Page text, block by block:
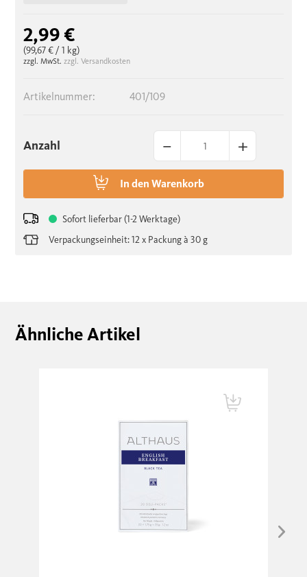
2,99 €
(99,67 €/ 1 kg)
zzgl. MwSt. zzgl. Versandkosten
Sofort lieferbar (1-2 Werktage)
Verpackungseinheit: 12 x Packung à 30 g
Artikelnummer: 401/109
Anzahl – +
In den Warenkorb
Ähnliche Artikel